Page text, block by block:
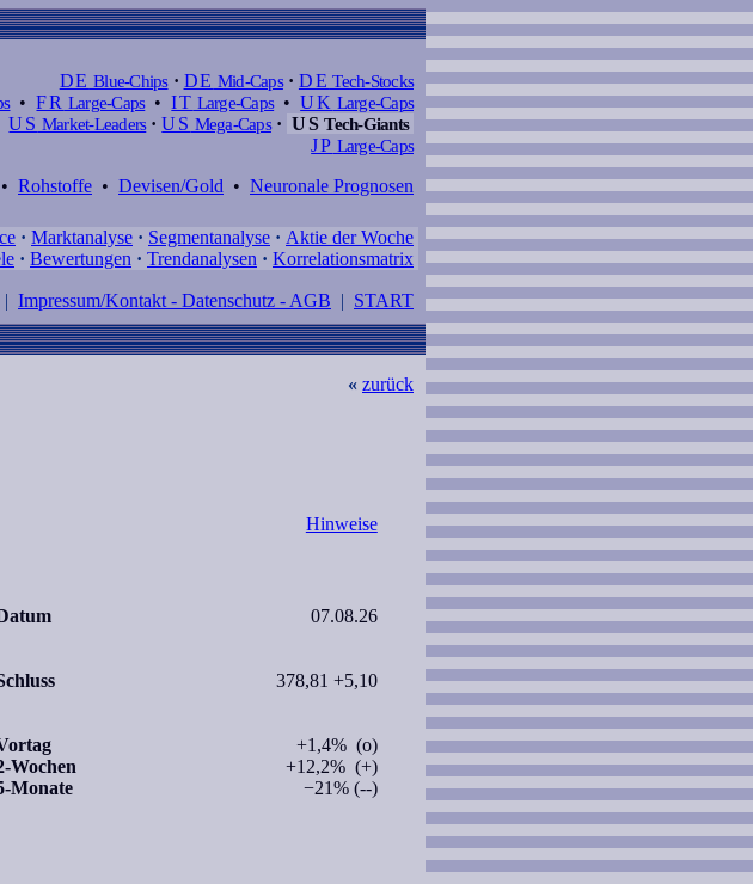
DE Blue-Chips · DE Mid-Caps · DE Tech-Stocks
•FR Large-Caps•IT Large-Caps•UK Large-Caps
US Market-Leaders · US Mega-Caps · US Tech-Giants
JP Large-Caps
• Rohstoffe • Devisen/Gold • Neuronale Prognosen
· Marktanalyse · Segmentanalyse · Aktie der Woche
· Bewertungen · Trendanalysen · Korrelationsmatrix
« zurück
| Impressum/Kontakt - Datenschutz - AGB | START
Hinweise
07.08.26
378,81 +5,10
Wochen
Monate
+1,4% (o)
+12,2% (+)
−21% (--)